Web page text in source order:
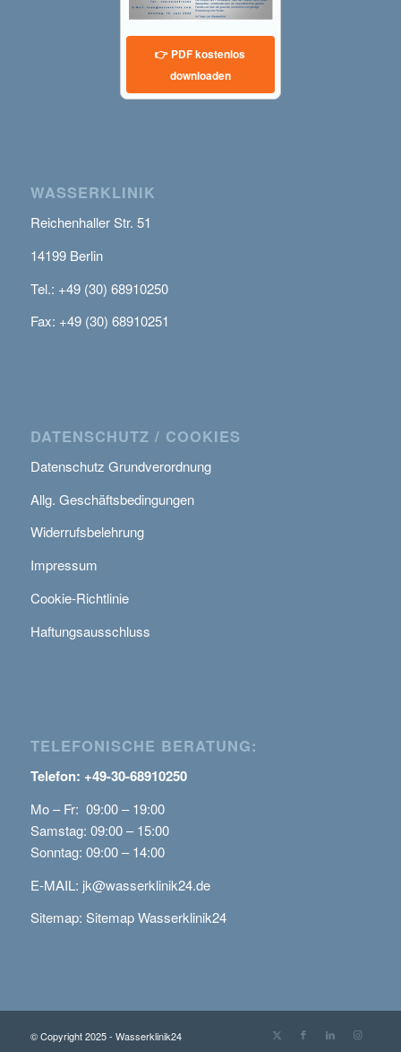
👉 PDF kostenlos
downloaden
WASSERKLINIK
Reichenhaller Str. 51
14199 Berlin
Tel.: +49 (30) 68910250
Fax: +49 (30) 68910251
DATENSCHUTZ / COOKIES
Datenschutz Grundverordnung
Allg. Geschäftsbedingungen
Widerrufsbelehrung
Impressum
Cookie-Richtlinie
Haftungsausschluss
TELEFONISCHE BERATUNG:
Telefon: +49-30-68910250
Mo – Fr: 09:00 – 19:00
Samstag: 09:00 – 15:00
Sonntag: 09:00 – 14:00
E-MAIL: jk@wasserklinik24.de
Sitemap: Sitemap Wasserklinik24
© Copyright 2025 - Wasserklinik24